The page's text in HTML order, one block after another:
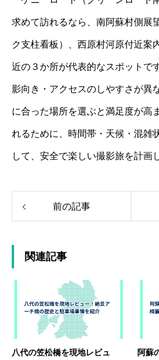
求めて訪れるなら、南阿蘇村側展
ク支柱看板）、西原村河原付近案
近の３か所が代表的なスポットで
影向き・アクセスのしやすさが異
に合った場所を選ぶと満足度が高
れるために、時間帯・天候・混雑
して、安全で楽しい撮影旅を計画
前の記事
関連記事
八代の笠松橋を現地レビュ
阿蘇